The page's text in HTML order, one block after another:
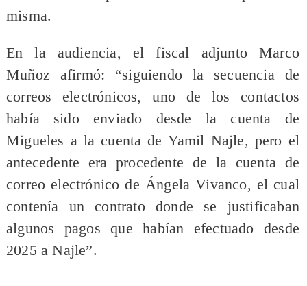
misma.
En la audiencia, el fiscal adjunto Marco
Muñoz afirmó: “siguiendo la secuencia de
correos electrónicos, uno de los contactos
había sido enviado desde la cuenta de
Migueles a la cuenta de Yamil Najle, pero el
antecedente era procedente de la cuenta de
correo electrónico de Ángela Vivanco, el cual
contenía un contrato donde se justificaban
algunos pagos que habían efectuado desde
2025 a Najle”.